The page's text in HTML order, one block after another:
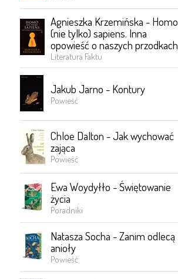
Agnieszka Krzemińska - Homo
(nie tylko) sapiens. Inna
opowieść o naszych przodkach
Literatura Faktu
Jakub Jarno - Kontury
Powieść
Chloe Dalton - Jak wychować
zająca
Powieść
Ewa Woydyłło - Świętowanie
życia
Poradniki
Natasza Socha - Zanim odlecą
anioły
Powieść